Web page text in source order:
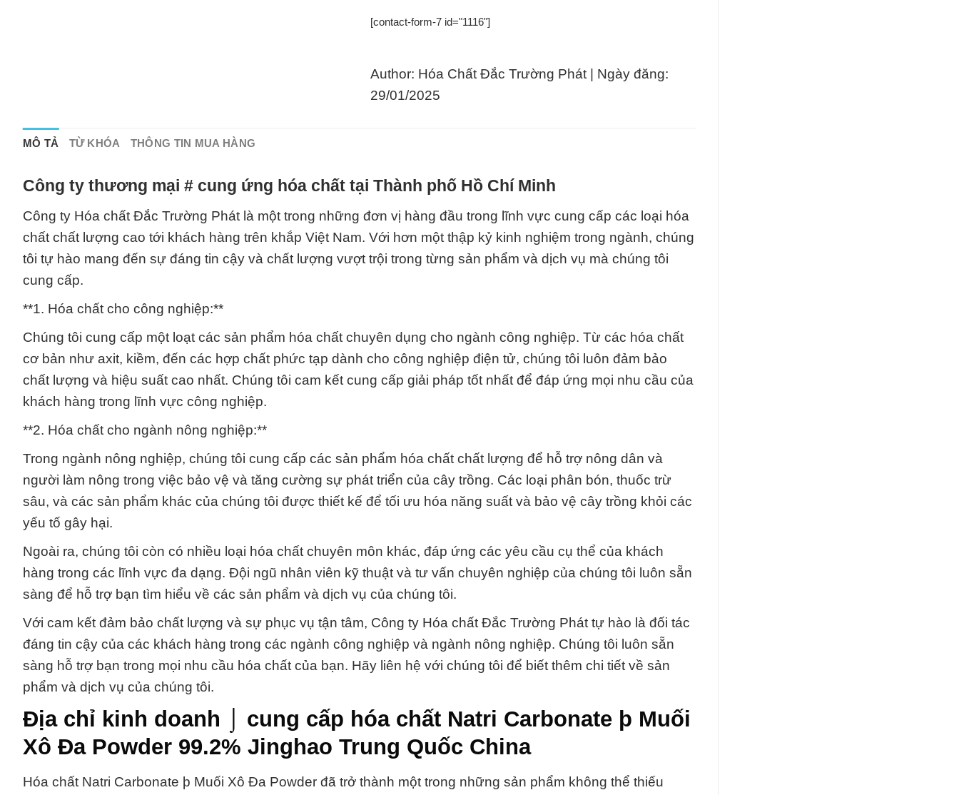
[contact-form-7 id="1116"]
Author: Hóa Chất Đắc Trường Phát | Ngày đăng:
29/01/2025
MÔ TẢ TỪ KHÓA THÔNG TIN MUA HÀNG
Công ty thương mại # cung ứng hóa chất tại Thành phố Hồ Chí Minh
Công ty Hóa chất Đắc Trường Phát là một trong những đơn vị hàng đầu trong lĩnh vực cung cấp các loại hóa
chất chất lượng cao tới khách hàng trên khắp Việt Nam. Với hơn một thập kỷ kinh nghiệm trong ngành, chúng
tôi tự hào mang đến sự đáng tin cậy và chất lượng vượt trội trong từng sản phẩm và dịch vụ mà chúng tôi
cung cấp.
**1. Hóa chất cho công nghiệp:**
Chúng tôi cung cấp một loạt các sản phẩm hóa chất chuyên dụng cho ngành công nghiệp. Từ các hóa chất
cơ bản như axit, kiềm, đến các hợp chất phức tạp dành cho công nghiệp điện tử, chúng tôi luôn đảm bảo
chất lượng và hiệu suất cao nhất. Chúng tôi cam kết cung cấp giải pháp tốt nhất để đáp ứng mọi nhu cầu của
khách hàng trong lĩnh vực công nghiệp.
**2. Hóa chất cho ngành nông nghiệp:**
Trong ngành nông nghiệp, chúng tôi cung cấp các sản phẩm hóa chất chất lượng để hỗ trợ nông dân và
người làm nông trong việc bảo vệ và tăng cường sự phát triển của cây trồng. Các loại phân bón, thuốc trừ
sâu, và các sản phẩm khác của chúng tôi được thiết kế để tối ưu hóa năng suất và bảo vệ cây trồng khỏi các
yếu tố gây hại.
Ngoài ra, chúng tôi còn có nhiều loại hóa chất chuyên môn khác, đáp ứng các yêu cầu cụ thể của khách
hàng trong các lĩnh vực đa dạng. Đội ngũ nhân viên kỹ thuật và tư vấn chuyên nghiệp của chúng tôi luôn sẵn
sàng để hỗ trợ bạn tìm hiểu về các sản phẩm và dịch vụ của chúng tôi.
Với cam kết đảm bảo chất lượng và sự phục vụ tận tâm, Công ty Hóa chất Đắc Trường Phát tự hào là đối tác
đáng tin cậy của các khách hàng trong các ngành công nghiệp và ngành nông nghiệp. Chúng tôi luôn sẵn
sàng hỗ trợ bạn trong mọi nhu cầu hóa chất của bạn. Hãy liên hệ với chúng tôi để biết thêm chi tiết về sản
phẩm và dịch vụ của chúng tôi.
Địa chỉ kinh doanh ⌡ cung cấp hóa chất Natri Carbonate þ Muối
Xô Đa Powder 99.2% Jinghao Trung Quốc China
Hóa chất Natri Carbonate þ Muối Xô Đa Powder đã trở thành một trong những sản phẩm không thể thiếu